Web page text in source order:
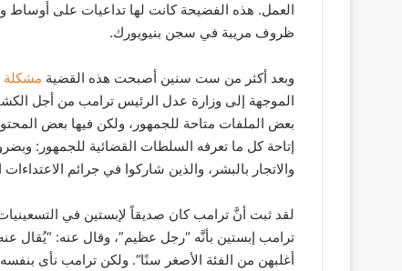
ظروف مريبة في سجن بنيويورك.
وبعد أكثر من ست سنين أصبحت هذه القضية مشكلة
الموجهة إلى وزارة عدل الرئيس ترامب من أجل
بعض الملفات متاحة للجمهور، ولكن فيها بعض
إتاحة كل ما تعرفه السلطات القضائية للجمهور:
والاتجار بالبشر، والذين شاركوا في جرائم
ترامب إبستين بأنَّه “رجل عظيم”، وقال عنه: “يُقال
أغلبهن من الفئة الأصغر سنًا”. ولكن ترامب نأى